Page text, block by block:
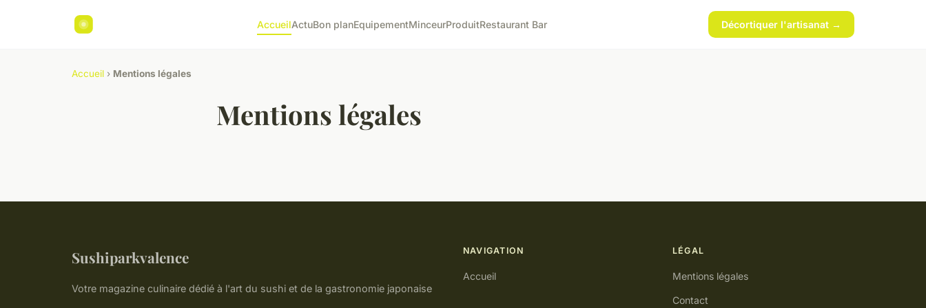
AccueilActuBon planEquipementMinceurProduitRestaurant Bar Décortiquer l'artisanat →
Accueil › Mentions légales
Mentions légales
Sushiparkvalence
Votre magazine culinaire dédié à l'art du sushi et de la gastronomie japonaise
NAVIGATION
Accueil
LÉGAL
Mentions légales
Contact